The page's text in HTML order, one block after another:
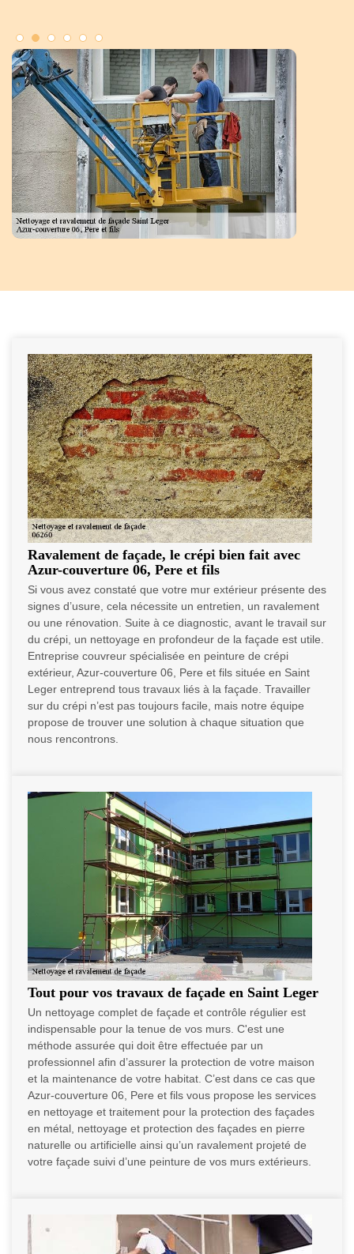
Ravalement de façade, le crépi bien fait avec
Azur-couverture 06, Pere et fils
Si vous avez constaté que votre mur extérieur présente des
signes d’usure, cela nécessite un entretien, un ravalement
ou une rénovation. Suite à ce diagnostic, avant le travail sur
du crépi, un nettoyage en profondeur de la façade est utile.
Entreprise couvreur spécialisée en peinture de crépi
extérieur, Azur-couverture 06, Pere et fils située en Saint
Leger entreprend tous travaux liés à la façade. Travailler
sur du crépi n’est pas toujours facile, mais notre équipe
propose de trouver une solution à chaque situation que
nous rencontrons.
Tout pour vos travaux de façade en Saint Leger
Un nettoyage complet de façade et contrôle régulier est
indispensable pour la tenue de vos murs. C'est une
méthode assurée qui doit être effectuée par un
professionnel afin d’assurer la protection de votre maison
et la maintenance de votre habitat. C’est dans ce cas que
Azur-couverture 06, Pere et fils vous propose les services
en nettoyage et traitement pour la protection des façades
en métal, nettoyage et protection des façades en pierre
naturelle ou artificielle ainsi qu’un ravalement projeté de
votre façade suivi d’une peinture de vos murs extérieurs.